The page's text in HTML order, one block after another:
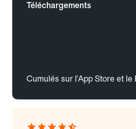
Téléchargements
Cumulés sur l'App Store et le